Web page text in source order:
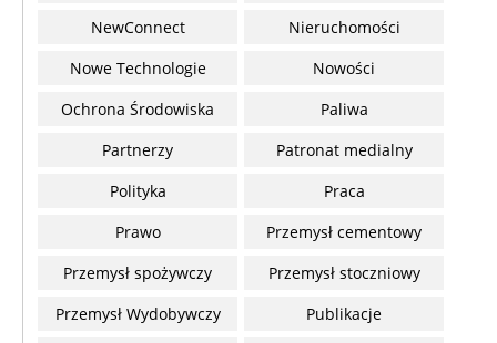
NewConnect
Nieruchomości
Nowe Technologie
Nowości
Ochrona Środowiska
Paliwa
Partnerzy
Patronat medialny
Polityka
Praca
Prawo
Przemysł cementowy
Przemysł spożywczy
Przemysł stoczniowy
Przemysł Wydobywczy
Publikacje